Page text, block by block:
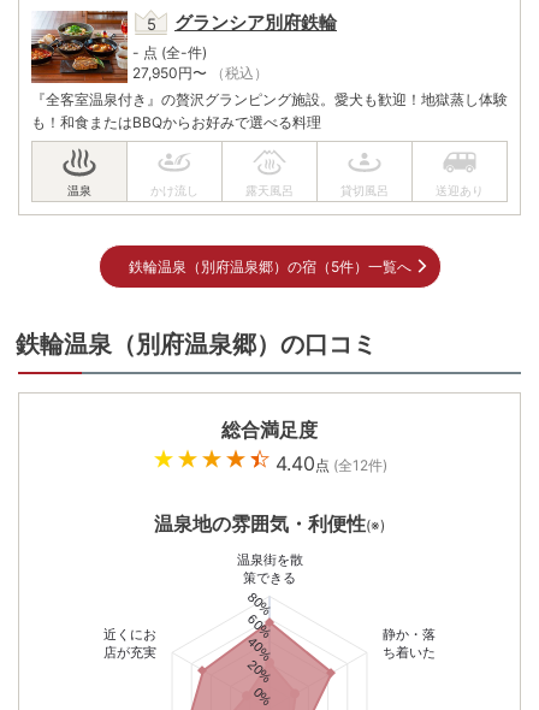
グランシア別府鉄輪
- 点 (全-件)
27,950円〜
（税込）
『全客室温泉付き』の贅沢グランピング施設。愛犬も歓迎！地獄蒸し体験
も！和食またはBBQからお好みで選べる料理
鉄輪温泉（別府温泉郷）の宿（5件）一覧へ
鉄輪温泉（別府温泉郷）の口コミ
総合満足度
4.40点 (全12件)
温泉地の雰囲気・利便性(※)
0%
20%
40%
60%
80%
温泉街を散
策できる
静か・落
ち着いた
近くにお
店が充実